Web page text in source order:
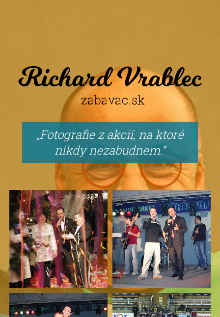
Fotografie z akcií, na ktoré
nikdy nezabudnem.